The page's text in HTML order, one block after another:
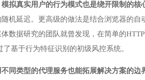
拟真实用户的行为模式也是绕开限制的核
机延迟。更高级的做法是结合浏览器的
数据研究的团队就曾发现，在简单的
了基于行为特征识别的初级风控系统。
同类型的代理服务也能拓展解决方案的边